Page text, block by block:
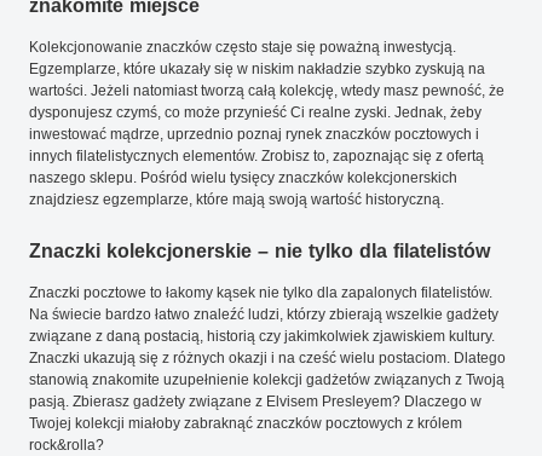
znakomite miejsce
Kolekcjonowanie znaczków często staje się poważną inwestycją.
Egzemplarze, które ukazały się w niskim nakładzie szybko zyskują na
wartości. Jeżeli natomiast tworzą całą kolekcję, wtedy masz pewność, że
dysponujesz czymś, co może przynieść Ci realne zyski. Jednak, żeby
inwestować mądrze, uprzednio poznaj rynek znaczków pocztowych i
innych filatelistycznych elementów. Zrobisz to, zapoznając się z ofertą
naszego sklepu. Pośród wielu tysięcy znaczków kolekcjonerskich
znajdziesz egzemplarze, które mają swoją wartość historyczną.
Znaczki kolekcjonerskie – nie tylko dla filatelistów
Znaczki pocztowe to łakomy kąsek nie tylko dla zapalonych filatelistów.
Na świecie bardzo łatwo znaleźć ludzi, którzy zbierają wszelkie gadżety
związane z daną postacią, historią czy jakimkolwiek zjawiskiem kultury.
Znaczki ukazują się z różnych okazji i na cześć wielu postaciom. Dlatego
stanowią znakomite uzupełnienie kolekcji gadżetów związanych z Twoją
pasją. Zbierasz gadżety związane z Elvisem Presleyem? Dlaczego w
Twojej kolekcji miałoby zabraknąć znaczków pocztowych z królem
rock&rolla?